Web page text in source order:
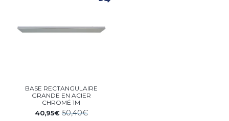
BASE RECTANGULAIRE
GRANDE EN ACIER
CHROMÉ 1M
40,95€50,40€